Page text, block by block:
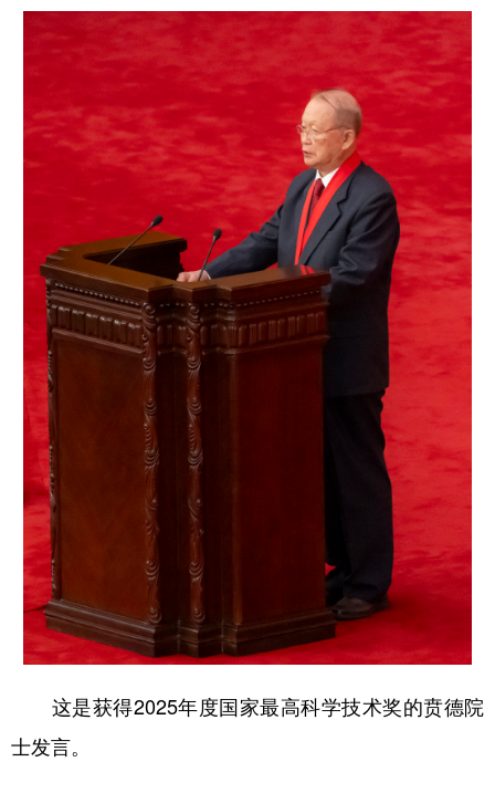
这是获得2025年度国家最高科学技术奖的贲德院
士发言。